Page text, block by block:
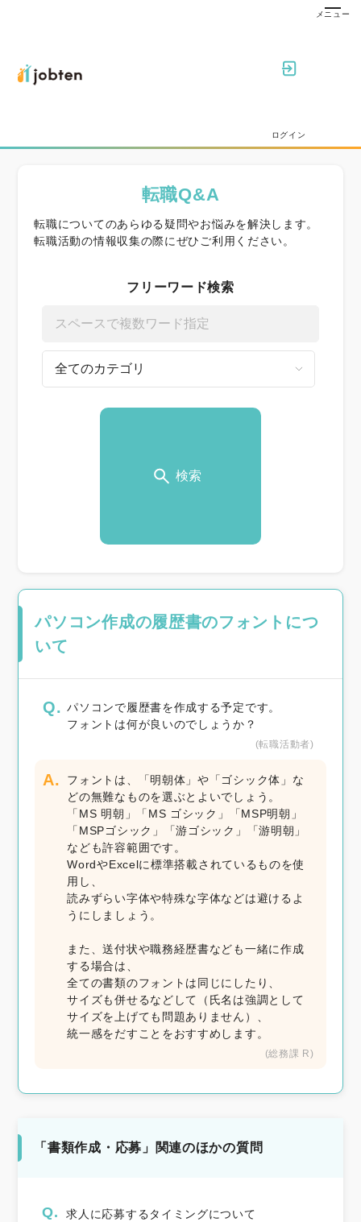
ログイン
転職Q&A
転職についてのあらゆる疑問やお悩みを解決します。
転職活動の情報収集の際にぜひご利用ください。
フリーワード検索
検索
パソコン作成の履歴書のフォントにつ
いて
Q. パソコンで履歴書を作成する予定です。
フォントは何が良いのでしょうか？
(転職活動者)
A.
フォントは、「明朝体」や「ゴシック体」な
どの無難なものを選ぶとよいでしょう。
「MS 明朝」「MS ゴシック」「MSP明朝」
「MSPゴシック」「游ゴシック」「游明朝」
なども許容範囲です。
WordやExcelに標準搭載されているものを使
用し、
読みずらい字体や特殊な字体などは避けるよ
うにしましょう。
また、送付状や職務経歴書なども一緒に作成
する場合は、
全ての書類のフォントは同じにしたり、
サイズも併せるなどして（氏名は強調として
サイズを上げても問題ありません）、
統一感をだすことをおすすめします。
(総務課 R)
「書類作成・応募」関連のほかの質問
Q. 求人に応募するタイミングについて